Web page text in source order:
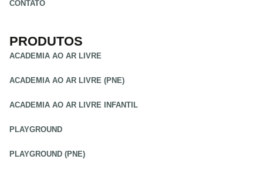
CONTATO
PRODUTOS
ACADEMIA AO AR LIVRE
ACADEMIA AO AR LIVRE (PNE)
ACADEMIA AO AR LIVRE INFANTIL
PLAYGROUND
PLAYGROUND (PNE)